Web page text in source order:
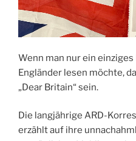
Wenn man nur ein
Engländer lesen möchte,
„Dear Britain“ sein.
Die langjährige ARD-
erzählt auf ihre